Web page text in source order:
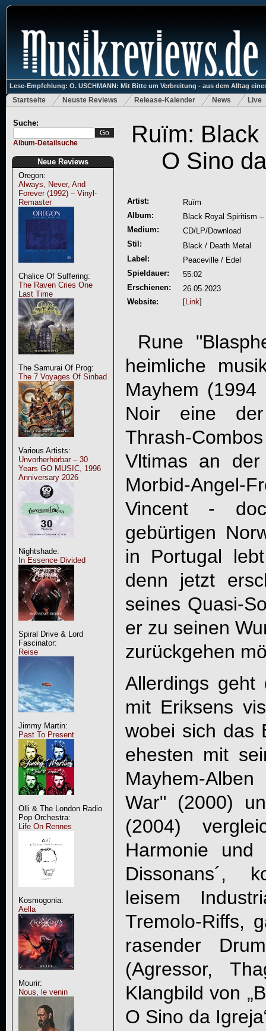
Lese-Empfehlung: O. USCHMANN: Mit Bitte um Verbreitung - aus dem Alltag
Startseite Neuste Reviews Release-Kalender News Live
Suche:
Album-Detailsuche
Neue Reviews
Oregon:
Always, Never, And
Forever (1992) – Vinyl-
Remaster
Chalice Of Suffering:
The Raven Cries One
Last Time
The Samurai Of Prog:
The 7 Voyages Of Sinbad
Various Artists:
Unvorherhörbar – 30
Years GO MUSIC, 1996
Anniversary 2026
Nightshade:
In Essence Divided
Spiral Drive & Lord
Fascinator:
Reise
Jimmy Martin:
Past To Present
Olli & The London Radio
Pop Orchestra:
Life On Rennes
Kosmogonia:
Aella
Mourir:
Nous, le venin
Ruïm:
O Sino
Artist:
Ruïm
Album:
Black Royal Spiritism
Medium:
CD/LP/Download
Stil:
Black / Death Metal
Label:
Peaceville / Edel
Spieldauer:
55:02
Erschienen:
26.05.2023
Website:
[Link]
Rune
heimliche
Mayhem
Noir eine der
Thrash-
Vltimas an
Morbid-
Vincent -
gebürtigen
in Portugal
denn jetzt
seines Quasi-
er zu seinen
zurückgehen
Allerdings geht
mit Eriksens
wobei sich das
ehesten mit
Mayhem-
War" (2000)
(2004)
Harmonie und
Dissonans´,
leisem
Tremolo-Riffs,
rasender
(Agressor,
Klangbild von „
O Sino da Igreja